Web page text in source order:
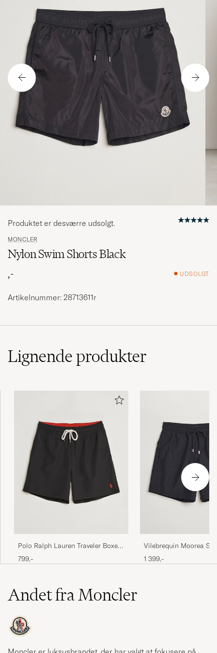
MONCLER
Nylon Swim Shorts Black
,-
UDSOLGT
Produktet er desværre udsolgt.
Artikelnummer: 28713611r
Lignendeprodukter
Polo Ralph Lauren Traveler Boxer
Swim Shorts Polo Black
799,-
Vilebrequin Moorea
Noir
1 399,-
Andet fra Moncler